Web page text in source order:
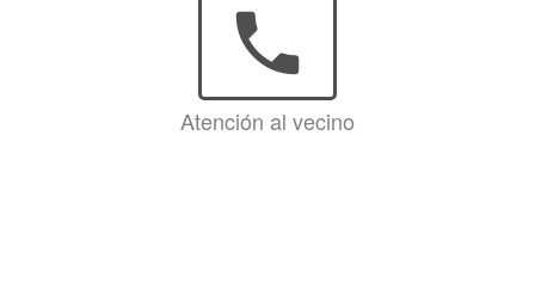
phone
Atención al vecino